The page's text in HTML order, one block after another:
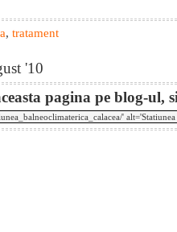
, tratament
'10
pagina pe blog-ul,